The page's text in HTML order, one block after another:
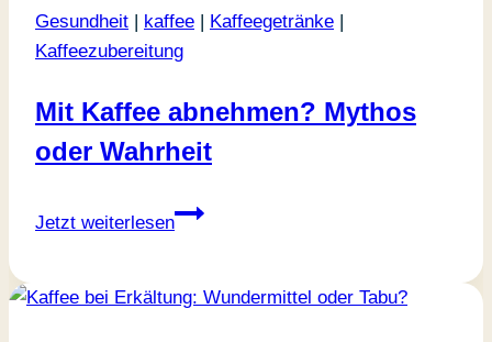
Gesundheit kaffee Kaffeegetränke
Kaffeezubereitung
Mit Kaffee abnehmen? Mythos
oder Wahrheit
Jetzt weiterlesen
Mit
Mythos